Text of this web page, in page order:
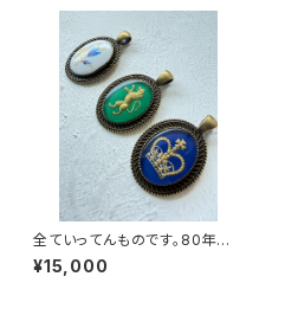
全ていってんものです。80年代
イギリスヴィンテージネックレス
¥15,000